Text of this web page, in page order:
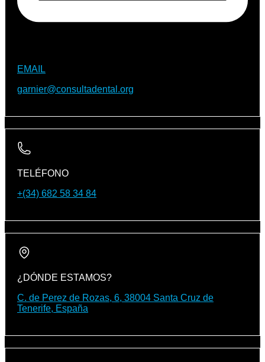
EMAIL
garnier@consultadental.org
TELÉFONO
+(34) 682 58 34 84
¿DÓNDE ESTAMOS?
C. de Perez de Rozas, 6, 38004 Santa Cruz de
Tenerife, España